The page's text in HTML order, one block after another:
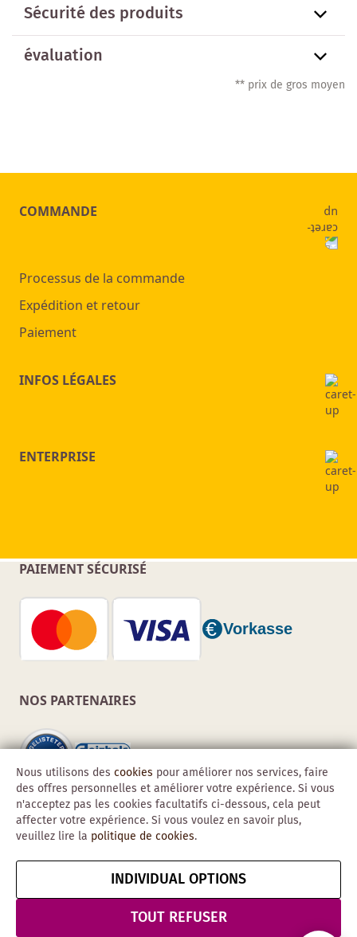
Sécurité des produits
évaluation
** prix de gros moyen
COMMANDE
Processus de la commande
Expédition et retour
Paiement
INFOS LÉGALES
ENTERPRISE
PAIEMENT SÉCURISÉ
NOS PARTENAIRES
Copyright © 2026 Obadis GmbH
MentionsCGVConfidentialité
& Sécurité
Résilier le contrat
Nous utilisons des cookies pour améliorer nos services, faire
des offres personnelles et améliorer votre expérience. Si vous
n'acceptez pas les cookies facultatifs ci-dessous, cela peut
affecter votre expérience. Si vous voulez en savoir plus,
veuillez lire la politique de cookies.
INDIVIDUAL OPTIONS
TOUT REFUSER